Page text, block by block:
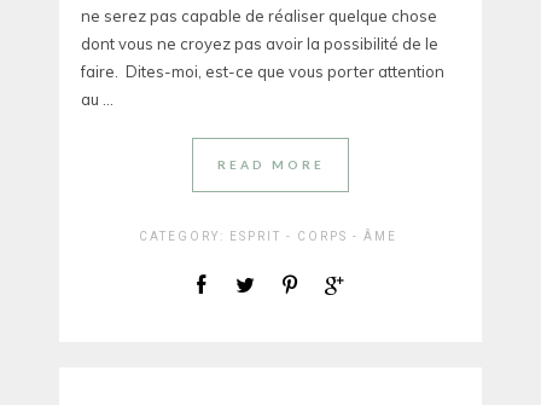
ne serez pas capable de réaliser quelque chose
dont vous ne croyez pas avoir la possibilité de le
faire. Dites-moi, est-ce que vous porter attention
au ...
READ MORE
CATEGORY: ESPRIT - CORPS - ÂME